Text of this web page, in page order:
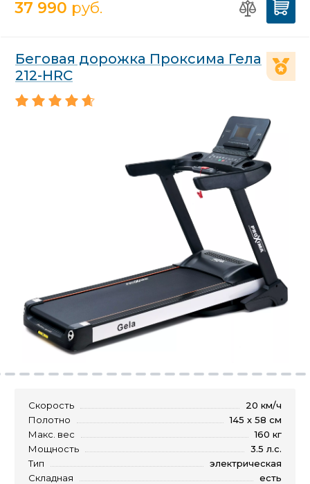
37 990 руб.
Беговая дорожка Проксима Гела
212-HRC
Скорость
20 км/ч
Полотно
145 х 58 см
Макс. вес
160 кг
Мощность
3.5 л.с.
Тип
электрическая
Складная
есть